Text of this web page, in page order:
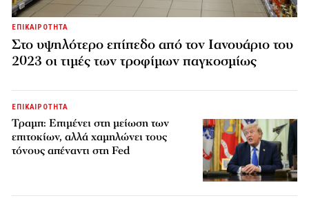
ΕΠΙΚΑΙΡΟΤΗΤΑ
Στο υψηλότερο επίπεδο από τον Ιανουάριο του
2023 οι τιμές των τροφίμων παγκοσμίως
ΕΠΙΚΑΙΡΟΤΗΤΑ
Τραμπ: Επιμένει στη μείωση των
επιτοκίων, αλλά χαμηλώνει τους
τόνους απέναντι στη Fed